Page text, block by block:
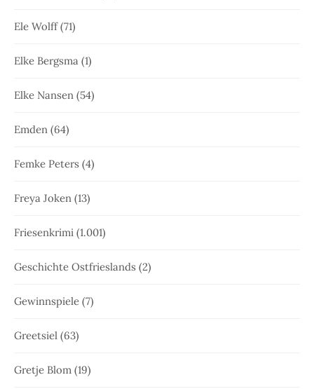
Ele Wolff(71)
Elke Bergsma (1)
Elke Nansen (54)
Emden (64)
Femke Peters (4)
Freya Joken (13)
Friesenkrimi (1.001)
Geschichte Ostfrieslands (2)
Gewinnspiele (7)
Greetsiel (63)
Gretje Blom (19)